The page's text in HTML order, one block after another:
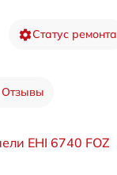
Статус ремонта
Отзывы
EHI 6740 FOZ